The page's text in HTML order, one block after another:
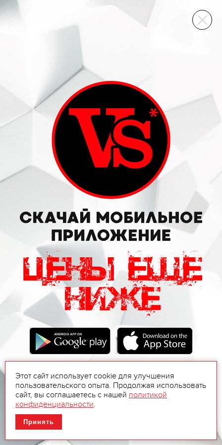
ВИННЫЙ СКЛАД
Этот сайт использует cookie для улучшения
пользовательского опыта. Продолжая использовать
сайт, вы соглашаетесь с нашей политикой
конфиденциальности.
Принять